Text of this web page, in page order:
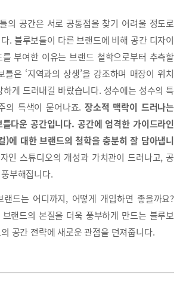
의 공간은 서로 공통점을 찾기 어려울 정도로
. 블루보틀이 다른 브랜드에 비해 공간 디자이
부여한 이유는 브랜드 철학으로부터 추측할
은 ‘지역과의 상생’을 강조하며 매장이 위치
게 드러내길 바랐습니다. 성수에는 성수의 특
의 특색이 묻어나죠.장소적 맥락이 드러나는
다운 공간입니다. 공간에 엄격한 가이드라인
)에 대한 브랜드의 철학을 충분히 잘 담아냅니
인 스튜디오의 개성과 가치관이 드러나고, 공
부해집니다.
랜드는 어디까지, 어떻게 개입하면 좋을까요?
랜드의 본질을 더욱 풍부하게 만드는 블루보
공간 전략에 새로운 관점을 던져줍니다.